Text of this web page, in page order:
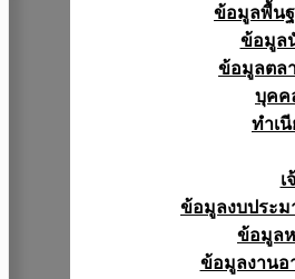
ข้อมูลพื้น
ข้อมูล
ข้อมูลตล
บุคค
ทำเ
เ
ข้อมูลงบประม
ข้อมูล
ข้อมูลงานอ